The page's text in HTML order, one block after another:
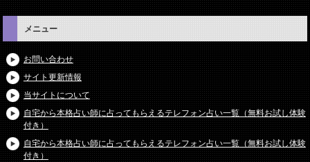
メニュー
お問い合わせ
サイト更新情報
当サイトについて
自宅から本格占い師に占ってもらえるテレフォン占い一覧（無料お試し体験
付き）
自宅から本格占い師に占ってもらえるテレフォン占い一覧（無料お試し体験
付き）